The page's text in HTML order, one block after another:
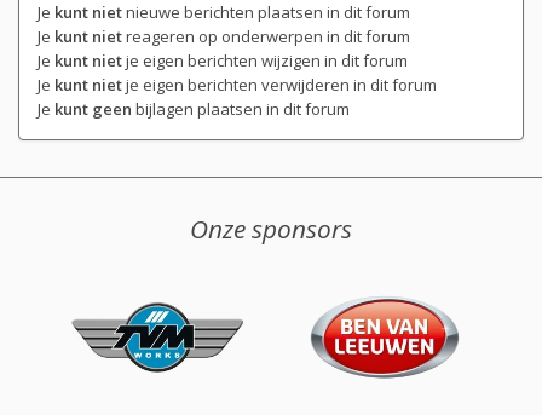
Je kunt nietnieuwe berichten plaatsen in dit forum
Je kunt nietreageren op onderwerpen in dit forum
Je kunt nietje eigen berichten wijzigen in dit forum
Je kunt nietje eigen berichten verwijderen in dit forum
Je kunt geen bijlagen plaatsen in dit forum
Onze sponsors